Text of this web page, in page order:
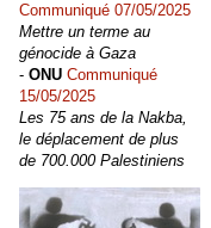
Communiqué 07/05/2025
Mettre un terme au
génocide à Gaza
- ONU Communiqué
15/05/2025
Les 75 ans de la Nakba,
le déplacement de plus
de 700.000 Palestiniens